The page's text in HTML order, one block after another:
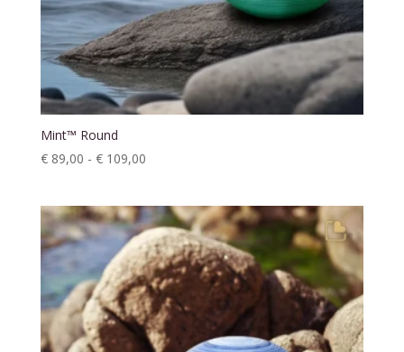
Mint™ Round
€89,00 - €109,00Prijsklasse:
€ 109,00